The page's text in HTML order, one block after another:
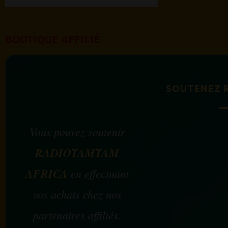
SOUTENEZ
Vous pouvez soutenir
RADIOTAMTAM
AFRICA en effectuant
vos achats chez nos
partenaires affiliés.